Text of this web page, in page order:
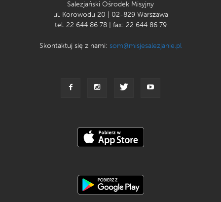
Salezjański Ośrodek Misyjny
ul. Korowodu 20 | 02-829 Warszawa
tel. 22 644 86 78 | fax: 22 644 86 79
Skontaktuj się z nami: som@misjesalezjanie.pl